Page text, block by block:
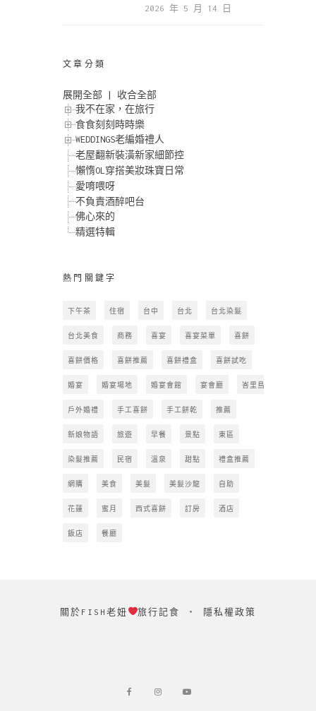
2026 年 5 月 14 日
文章分類
展開全部
收合全部
我不在家，在旅行
食食刻刻時時樂
WEDDINGS老編婚禮人
老屋翻新裝潢新家細節控
懶惰OL穿搭美妝珠寶日常
愛唷喂呀
不負責酒醉吧台
佛心來的
精選特輯
熱門關鍵字
下午茶 住宿 台中 台北 台北染髮
台北美食 商務 喜宴 喜宴菜單 喜餅
喜餅價格 喜餅推薦 喜餅禮盒 喜餅試吃
婚宴 婚宴場地 婚宴會館 宴會廳 峇里島
戶外婚禮 手工喜餅 手工餅乾 推薦
新娘物語 旅遊 早餐 景點 東區
染髮推薦 民宿 溫泉 甜點 禮盒推薦
網購 美食 美髮 美髮沙龍 自助
花蓮 蜜月 西式喜餅 訂房 酒店
飯店 餐廳
關於FISH老妞 旅行記食 ‧ 隱私權政策